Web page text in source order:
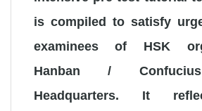
is compiled to satisfy
examinees of HSK
Hanban /
Headquarters. It